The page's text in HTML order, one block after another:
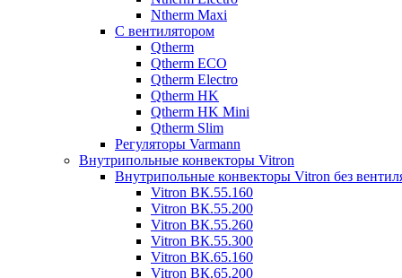
Ntherm Maxi
С вентилятором
Qtherm
Qtherm ECO
Qtherm Electro
Qtherm HK
Qtherm HK Mini
Qtherm Slim
Регуляторы Varmann
Внутрипольные конвекторы Vitron
Внутрипольные конвекторы Vitron без
Vitron ВК.55.160
Vitron ВК.55.200
Vitron ВК.55.260
Vitron ВК.55.300
Vitron ВК.65.160
Vitron ВК.65.200